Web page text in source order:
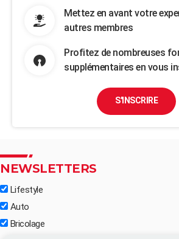
Mettez en avant votre
autres membres
Profitez de nombreuses
supplémentaires en vous
S'INSCRIRE
NEWSLETTERS
Lifestyle
Auto
Bricolage